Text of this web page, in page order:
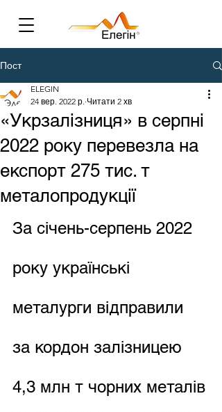
Пост
«Укрзалізниця» в серпні
2022 року перевезла на
експорт 275 тис. т
металопродукції
ELEGIN
24 вер. 2022 р. Читати 2 хв
За січень-серпень 2022
року українські
металурги відправили
за кордон залізницею
4,3 млн т чорних металів